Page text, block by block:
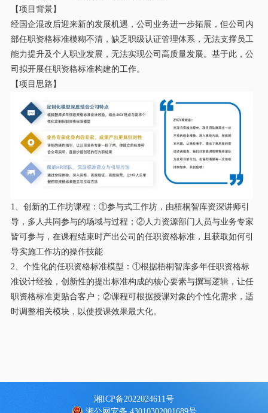
【项目背景】
经国企混改后迎来新的发展机遇，公司业务进一步拓展，但公司内
部任职资格标准模糊不清，缺乏职级认证管理体系，无法支撑员工
能力提升及个人职业发展，无法实现公司高质量发展。基于此，公
司拟开展任职资格标准构建的工作。
【项目思路】
1、创新的工作坊课程：①参与式工作坊，由梧桐智库资深讲师引
导，多人共同参与的场域与过程；②人力资源部门人员与业务专家
皆可参与，在课程结束时产出公司的任职资格标准，且获取如何引
导实施工作坊的操作技能
2、个性化的任职资格标准模型：①根据梧桐智库多年任职资格标
准设计经验，创新性的提出标准构成的核心要素与撰写逻辑，让任
职资格标准更贴合客户；②课程可根据授课对象的个性化需求，适
时调整相关模块，以使授课效果最大化。
湘ICP备2022024611号